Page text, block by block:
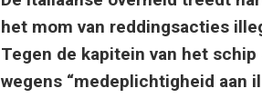
het mom van reddingsacties
Tegen de kapitein van het
wegens “medeplichtigheid aan